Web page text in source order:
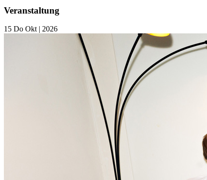
Veranstaltung
15 Do Okt | 2026